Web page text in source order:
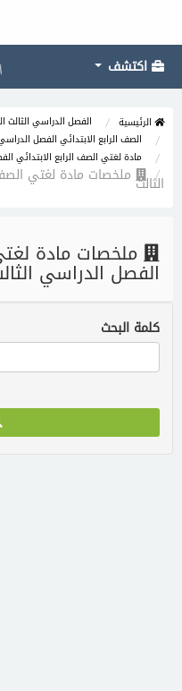
اكتشف
الرئيسية
الفصل الدراسي الثالث
الصف الرابع الابتدائي الفصل
مادة لغتي الصف الرابع الابتدائي
ملخصات مادة لغتي الثالث
ملخصات مادة
الفصل الدراسي
كلمة البحث